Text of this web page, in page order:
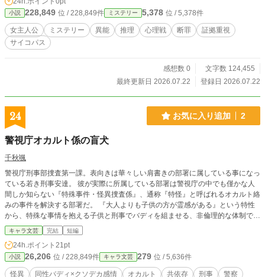
を着せた父親。 村の生活を守るため、死者へ責任を押しつけ
た経営者。 見捨てられた者を救うため、他人の身体を寄付の
代価にした神父。 彼らの善意も、愛情も、救った人々も、す
べて本物だった。 ミラはそれを否定しない。 理解する。事情
実を拾い上げる物証鑑定士の事件録。
小説 228,849 位 / 228,849件 ミステリー 5,378 位 / 5,378件
女主人公 ミステリー 異能 推理 心理戦 断罪
証拠重視
サイコパス
感想数 0
文字数 124,455
最終更新日 2026.07.22
登録日 2026.07.22
24 お気に入り追加 2
警視庁オカルト係の盲犬
千秋颯
警視庁刑事部捜査第一課。表向きは華々しい肩書きの部署に属している事になっ
ている若き刑事安達。 彼が実際に所属している部署は警視庁の中でも僅かな人
間しか知らない『特殊事件・怪異捜査係』、通称『特怪』と呼ばれるオカルト絡
みの事件を解決する部署だ。 『大人よりも子供の方が霊感がある』という特性
から、特殊な事情を抱える子供と刑事でバディを組ませる、非倫理的な体制で運
用されているこの組織は、政府や上層部から黙認される事で成り立っている。
そんな組織に属する安達は遠い親戚にあたる慧とバディを組み、日々怪異の対処
に追われていた。 そんなある日、安達は同期である友人から『ユーレイ』の相
談を持ち掛けられ、慧と捜査へ繰り出す事となり――？
キャラ文芸 完結 短編
24h.ポイント 21pt
小説 26,206 位 / 228,849件 キャラ文芸 279 位 / 5,636件
怪異 同性バディ×クソデカ感情 オカルト 共依存 刑事
警察